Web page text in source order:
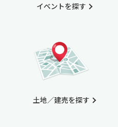
イベントを探す
土地／建売を探す